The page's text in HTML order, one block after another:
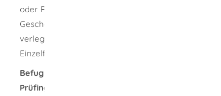
oder Prüfingenieur, die/der ihren/seinen
Geschäftssitz nicht nach Baden-Württemberg
verlegen will, für eine Prüftätigkeit im
Einzelfall zulassen.
Befugnis für Prüfingenieurinnen oder
Prüfingenieure aus EU-/EWR-Staaten oder